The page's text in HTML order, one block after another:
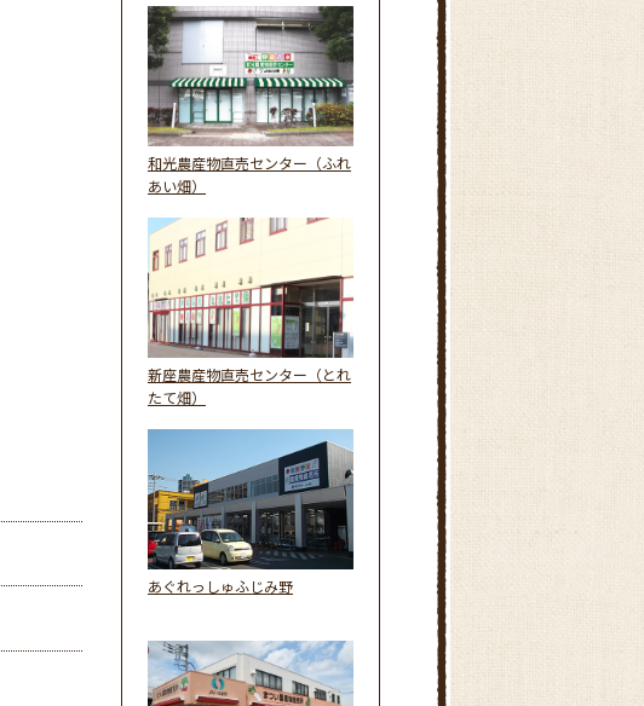
和光農産物直売センター（ふれ
あい畑）
新座農産物直売センター（とれ
たて畑）
あぐれっしゅふじみ野